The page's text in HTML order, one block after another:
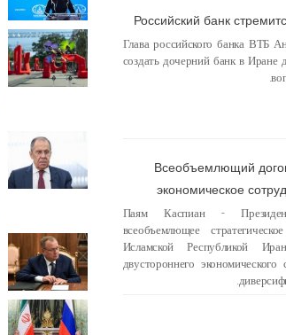
Российский банк
Глава российского банка ВТБ
создать дочерний банк в Иране
Всеобъемлющий
экономическое
Паям Каспиан -
всеобъемлющее
Исламской Республикой
двустороннего